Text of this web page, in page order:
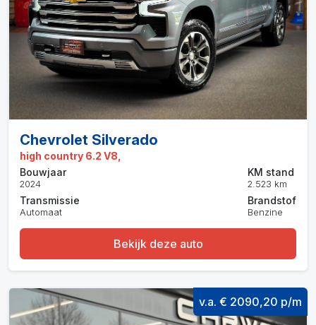
Chevrolet Silverado
high country 6.2 V8,
Bouwjaar
2024
Transmissie
Automaat
KM stand
2.523 km
Brandstof
Benzine
Bekijk deze auto
v.a. € 2090,20 p/m